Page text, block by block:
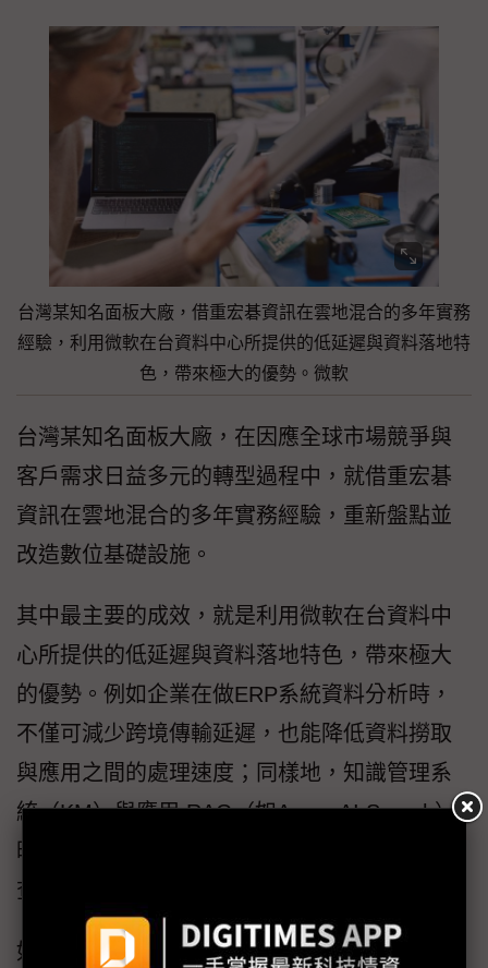
台灣某知名面板大廠，借重宏碁資訊在雲地混合的多年實務
經驗，利用微軟在台資料中心所提供的低延遲與資料落地特
色，帶來極大的優勢。微軟
台灣某知名面板大廠，在因應全球市場競爭與
客戶需求日益多元的轉型過程中，就借重宏碁
資訊在雲地混合的多年實務經驗，重新盤點並
改造數位基礎設施。
其中最主要的成效，就是利用微軟在台資料中
心所提供的低延遲與資料落地特色，帶來極大
的優勢。例如企業在做ERP系統資料分析時，
不僅可減少跨境傳輸延遲，也能降低資料撈取
與應用之間的處理速度；同樣地，知識管理系
統（KM）與應用 RAG（如Azure AI Search）
時，若製造業的關鍵資料庫部署在台灣本地，
查找與比對速度更快，能即時支援生產決策。
如半導體產業等有高效能運算（HPC）需求的